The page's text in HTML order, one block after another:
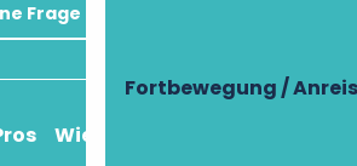
Fortbewegung /
Frage
Wie komme ich an?